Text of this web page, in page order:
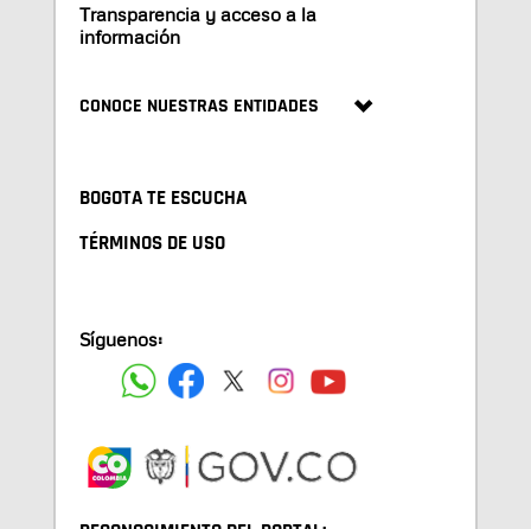
Transparencia y acceso a la
información
CONOCE NUESTRAS ENTIDADES
BOGOTA TE ESCUCHA
TÉRMINOS DE USO
Síguenos: